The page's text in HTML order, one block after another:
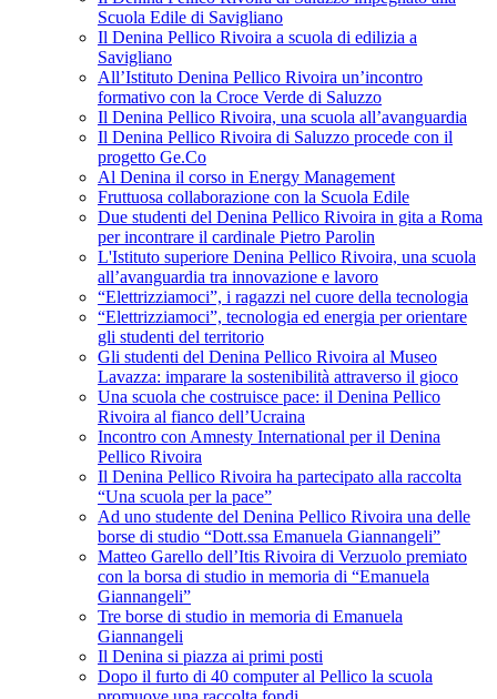
Scuola Edile di Savigliano
Il Denina Pellico Rivoira a scuola di edilizia a
Savigliano
All’Istituto Denina Pellico Rivoira un’incontro
formativo con la Croce Verde di Saluzzo
Il Denina Pellico Rivoira, una scuola all’avanguardia
Il Denina Pellico Rivoira di Saluzzo procede con il
progetto Ge.Co
Al Denina il corso in Energy Management
Fruttuosa collaborazione con la Scuola Edile
Due studenti del Denina Pellico Rivoira in gita a Roma
per incontrare il cardinale Pietro Parolin
L'Istituto superiore Denina Pellico Rivoira, una scuola
all’avanguardia tra innovazione e lavoro
“Elettrizziamoci”, i ragazzi nel cuore della tecnologia
“Elettrizziamoci”, tecnologia ed energia per orientare
gli studenti del territorio
Gli studenti del Denina Pellico Rivoira al Museo
Lavazza: imparare la sostenibilità attraverso il gioco
Una scuola che costruisce pace: il Denina Pellico
Rivoira al fianco dell’Ucraina
Incontro con Amnesty International per il Denina
Pellico Rivoira
Il Denina Pellico Rivoira ha partecipato alla raccolta
“Una scuola per la pace”
Ad uno studente del Denina Pellico Rivoira una delle
borse di studio “Dott.ssa Emanuela Giannangeli”
Matteo Garello dell’Itis Rivoira di Verzuolo premiato
con la borsa di studio in memoria di “Emanuela
Giannangeli”
Tre borse di studio in memoria di Emanuela
Giannangeli
Il Denina si piazza ai primi posti
Dopo il furto di 40 computer al Pellico la scuola